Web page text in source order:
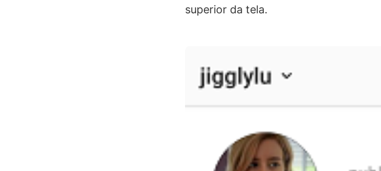
superior da tela.